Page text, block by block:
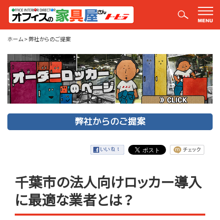
弊社からのご提案
ホーム>弊社からのご提案
弊社からのご提案
千葉市の法人向けロッカー導入
に最適な業者とは？